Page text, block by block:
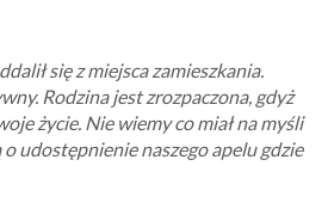
się z miejsca zamieszkania.
Rodzina jest zrozpaczona, gdyż
życie. Nie wiemy co miał na myśli
udostępnienie naszego apelu gdzie